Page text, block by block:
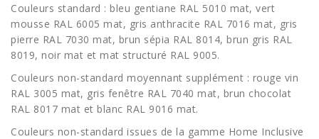
Couleurs standard : bleu gentiane RAL 5010 mat, vert
mousse RAL 6005 mat, gris anthracite RAL 7016 mat, gris
pierre RAL 7030 mat, brun sépia RAL 8014, brun gris RAL
8019, noir mat et mat structuré RAL 9005.
Couleurs non-standard moyennant supplément : rouge vin
RAL 3005 mat, gris fenêtre RAL 7040 mat, brun chocolat
RAL 8017 mat et blanc RAL 9016 mat.
Couleurs non-standard issues de la gamme Home Inclusive